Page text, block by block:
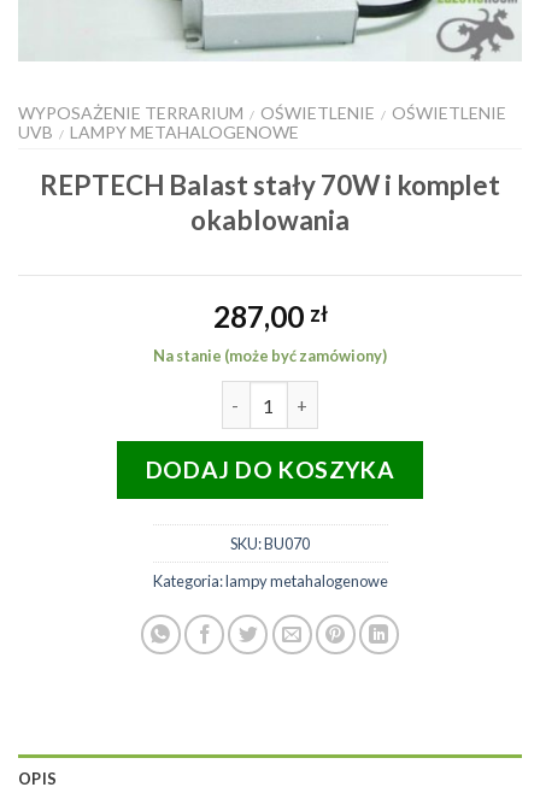
WYPOSAŻENIE TERRARIUM / OŚWIETLENIE / OŚWIETLENIE
UVB / LAMPY METAHALOGENOWE
REPTECH Balast stały 70W i komplet
okablowania
287,00 zł
Na stanie (może być zamówiony)
DODAJ DO KOSZYKA
SKU:BU070
Kategoria:lampy metahalogenowe
OPIS